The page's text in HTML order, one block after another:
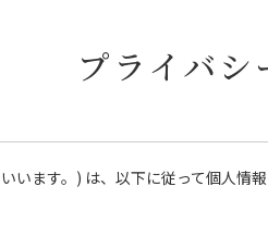
プライバシ
ます。) は、以下に従って個人情報